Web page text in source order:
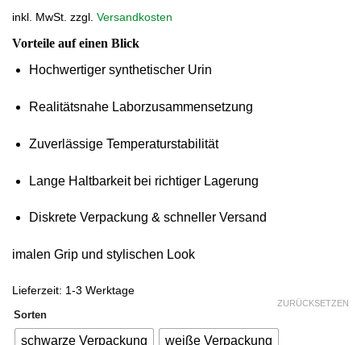
inkl. MwSt. zzgl. Versandkosten
Vorteile auf einen Blick
Hochwertiger synthetischer Urin
Realitätsnahe Laborzusammensetzung
Zuverlässige Temperaturstabilität
Lange Haltbarkeit bei richtiger Lagerung
Diskrete Verpackung & schneller Versand
imalen Grip und stylischen Look
Lieferzeit: 1-3 Werktage
Sorten
schwarze Verpackung weiße Verpackung
ZURÜCKSETZEN